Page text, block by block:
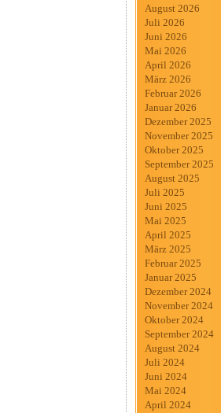
August 2026
Juli 2026
Juni 2026
Mai 2026
April 2026
März 2026
Februar 2026
Januar 2026
Dezember 2025
November 2025
Oktober 2025
September 2025
August 2025
Juli 2025
Juni 2025
Mai 2025
April 2025
März 2025
Februar 2025
Januar 2025
Dezember 2024
November 2024
Oktober 2024
September 2024
August 2024
Juli 2024
Juni 2024
Mai 2024
April 2024